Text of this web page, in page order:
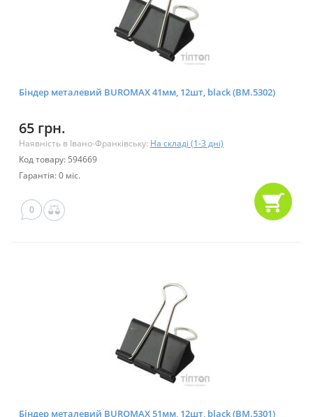
Біндер металевий BUROMAX 41мм, 12шт, black (BM.5302)
65 грн.
Наявність в Івано-Франківську: На складі (1-3 дні)
Код товару: 594669
Гарантія: 0 міс.
0
Біндер металевий BUROMAX 51мм, 12шт, black (BM.5301)